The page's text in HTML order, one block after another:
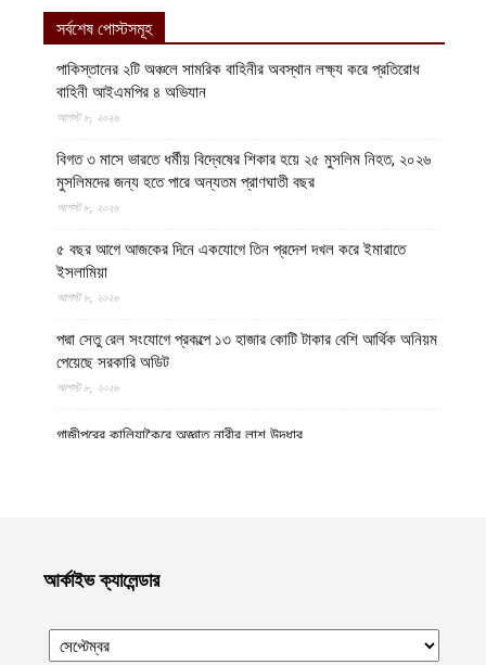
সর্বশেষ পোস্টসমূহ
পাকিস্তানের ২টি অঞ্চলে সামরিক বাহিনীর অবস্থান লক্ষ্য করে প্রতিরোধ
বাহিনী আইএমপির ৪ অভিযান
আগস্ট ৮, ২০২৬
বিগত ৩ মাসে ভারতে ধর্মীয় বিদ্বেষের শিকার হয়ে ২৫ মুসলিম নিহত, ২০২৬
মুসলিমদের জন্য হতে পারে অন্যতম প্রাণঘাতী বছর
আগস্ট ৮, ২০২৬
৫ বছর আগে আজকের দিনে একযোগে তিন প্রদেশ দখল করে ইমারাতে
ইসলামিয়া
আগস্ট ৮, ২০২৬
পদ্মা সেতু রেল সংযোগে প্রকল্পে ১৩ হাজার কোটি টাকার বেশি আর্থিক অনিয়ম
পেয়েছে সরকারি অডিট
আগস্ট ৮, ২০২৬
গাজীপুরের কালিয়াকৈরে অজ্ঞাত নারীর লাশ উদ্ধার
হেলমান্দে বিপুল পরিমাণ অবৈধ অস্ত্র ও সামরিক সরঞ্জাম জব্দ করেছে ইমারাতে
আগস্ট ৮, ২০২৬
আর্কাইভ ক্যালেন্ডার